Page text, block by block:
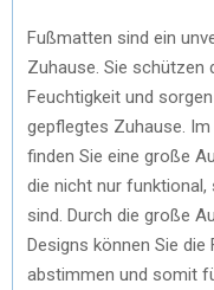
Fußmatten sind ein
Zuhause. Sie schützen
Feuchtigkeit und
gepflegtes Zuhause.
finden Sie eine große
die nicht nur
sind. Durch die große
Designs können Sie
abstimmen und somit